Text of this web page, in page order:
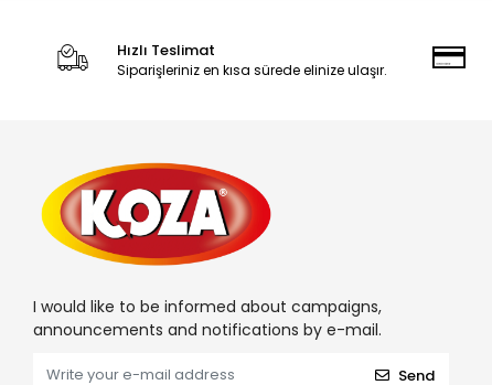
Hızlı Teslimat
Siparişleriniz en kısa sürede elinize ulaşır.
I would like to be informed about campaigns,
announcements and notifications by e-mail.
Send